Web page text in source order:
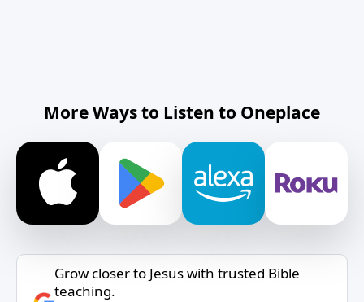
More Ways to Listen to Oneplace
Grow closer to Jesus with trusted Bible
teaching.